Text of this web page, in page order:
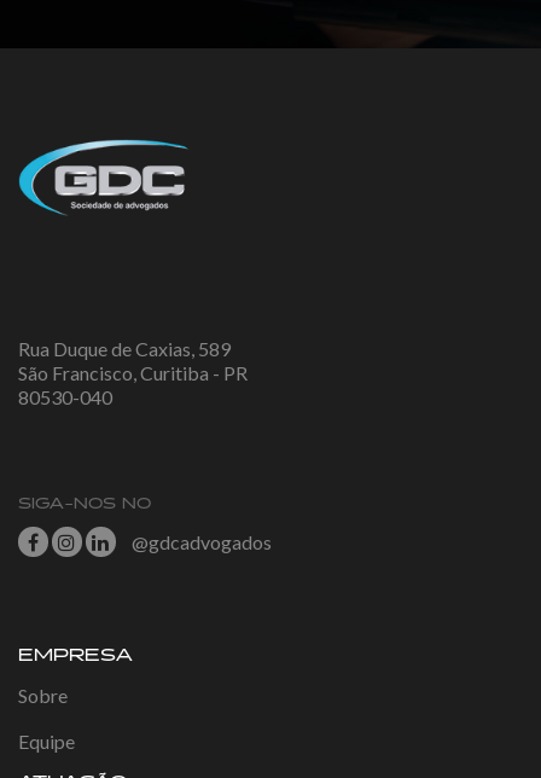
Rua Duque de Caxias, 589
São Francisco, Curitiba - PR
80530-040
SIGA-NOS NO
@gdcadvogados
EMPRESA
Sobre
Equipe